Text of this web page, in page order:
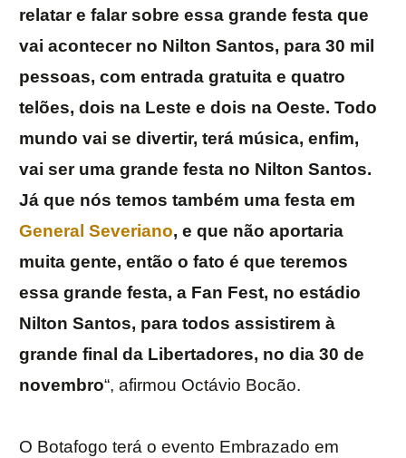
relatar e falar sobre essa grande festa que
vai acontecer no Nilton Santos, para 30 mil
pessoas, com entrada gratuita e quatro
telões, dois na Leste e dois na Oeste. Todo
mundo vai se divertir, terá música, enfim,
vai ser uma grande festa no Nilton Santos.
Já que nós temos também uma festa em
General Severiano, e que não aportaria
muita gente, então o fato é que teremos
essa grande festa, a Fan Fest, no estádio
Nilton Santos, para todos assistirem à
grande final da Libertadores, no dia 30 de
novembro“, afirmou Octávio Bocão.
O Botafogo terá o evento Embrazado em